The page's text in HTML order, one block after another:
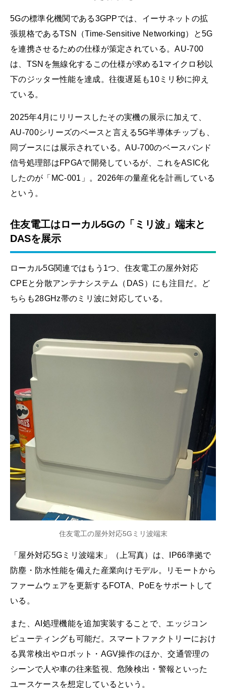
5Gの標準化機関である3GPPでは、イーサネットの拡
張規格であるTSN（Time-Sensitive Networking）と5G
を連携させるための仕様が策定されている。AU-700
は、TSNを無線化するこの仕様が求める1マイクロ秒以
下のジッター性能を達成。往復遅延も10ミリ秒に抑え
ている。
2025年4月にリリースしたその実機の展示に加えて、
AU-700シリーズのベースと言える5G半導体チップも、
同ブースには展示されている。AU-700のベースバンド
信号処理部はFPGAで開発しているが、これをASIC化
したのが「MC-001」。2026年の量産化を計画している
という。
住友電工はローカル5Gの「ミリ波」端末と
DASを展示
ローカル5G関連ではもう1つ、住友電工の屋外対応
CPEと分散アンテナシステム（DAS）にも注目だ。ど
ちらも28GHz帯のミリ波に対応している。
住友電工の屋外対応5Gミリ波端末
「屋外対応5Gミリ波端末」（上写真）は、IP66準拠で
防塵・防水性能を備えた産業向けモデル。リモートから
ファームウェアを更新するFOTA、PoEをサポートして
いる。
また、AI処理機能を追加実装することで、エッジコン
ピューティングも可能だ。スマートファクトリーにおけ
る異常検出やロボット・AGV操作のほか、交通管理の
シーンで人や車の往来監視、危険検出・警報といった
ユースケースを想定しているという。